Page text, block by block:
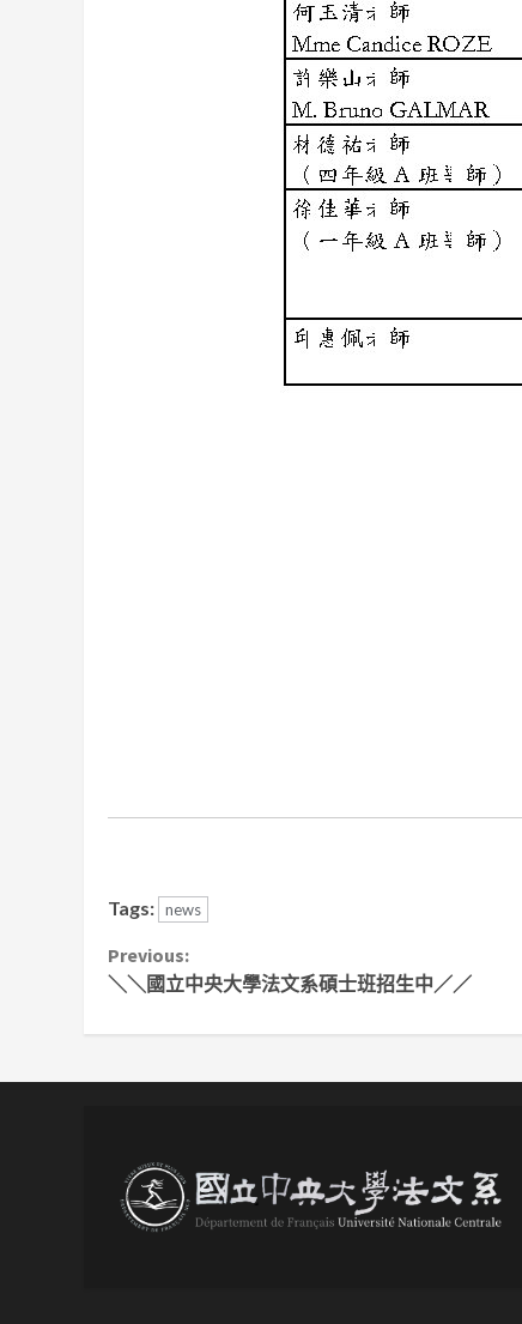
Tags: news
Continue
Reading
Previous:
＼＼國立中央大學法文系碩士班招生中／／